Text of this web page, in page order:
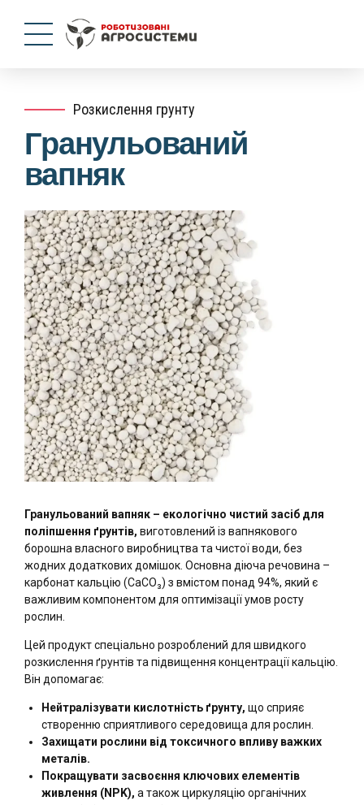
Розкислення грунту
Гранульований
вапняк
Гранульований вапняк – екологічно чистий засіб для
поліпшення ґрунтів, виготовлений із вапнякового
борошна власного виробництва та чистої води, без
жодних додаткових домішок. Основна діюча речовина –
карбонат кальцію (CaCO₃) з вмістом понад 94%, який є
важливим компонентом для оптимізації умов росту
рослин.
Цей продукт спеціально розроблений для швидкого
розкислення ґрунтів та підвищення концентрації кальцію.
Він допомагає:
Нейтралізувати кислотність ґрунту, що сприяє
створенню сприятливого середовища для рослин.
Захищати рослини від токсичного впливу важких
металів.
Покращувати засвоєння ключових елементів
живлення (NPK), а також циркуляцію органічних